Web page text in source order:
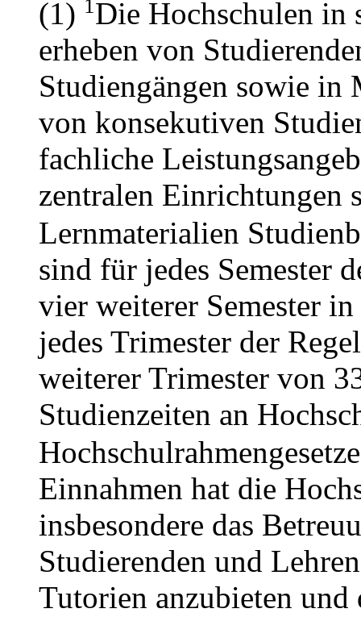
(1) 1Die Hochschulen in
erheben von
Studiengängen sowie in
von konsekutiven
fachliche
zentralen Einrichtungen
Lernmaterialien
sind für jedes Semester
vier weiterer Semester
jedes Trimester der
weiterer Trimester von
Studienzeiten an
Einnahmen hat die
insbesondere das
Studierenden und
Tutorien anzubieten